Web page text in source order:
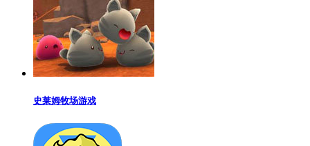
史莱姆牧场游戏